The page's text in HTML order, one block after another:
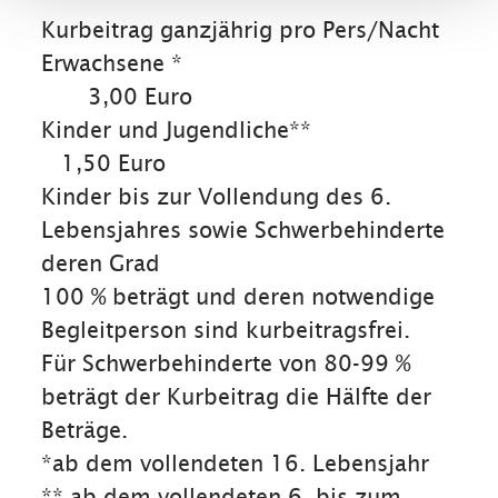
Kurbeitrag ganzjährig pro Pers/Nacht
Erwachsene *
3,00 Euro
Kinder und Jugendliche**
1,50 Euro
Kinder bis zur Vollendung des 6.
Lebensjahres sowie Schwerbehinderte
deren Grad
100 % beträgt und deren notwendige
Begleitperson sind kurbeitragsfrei.
Für Schwerbehinderte von 80-99 %
beträgt der Kurbeitrag die Hälfte der
Beträge.
*ab dem vollendeten 16. Lebensjahr